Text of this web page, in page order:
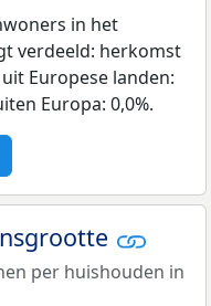
in het
verdeeld: herkomst
Europese landen:
Europa: 0,0%.
per huishouden in